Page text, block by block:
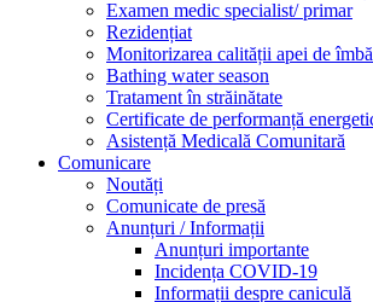
Examen medic specialist/ primar
Rezidențiat
Monitorizarea calității apei de
Bathing water season
Tratament în străinătate
Certificate de performanță
Asistență Medicală Comunitară
Comunicare
Noutăți
Comunicate de presă
Anunțuri / Informații
Anunțuri importante
Incidența COVID-19
Informații despre caniculă